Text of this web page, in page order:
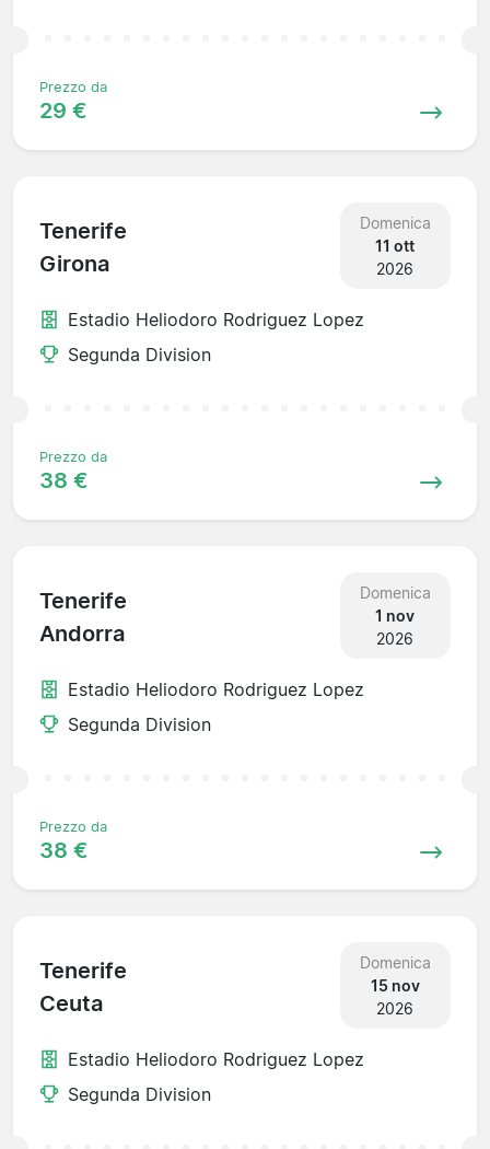
Prezzo da
29 €
Tenerife
Girona
Domenica
11 ott
2026
Estadio Heliodoro Rodriguez Lopez
Segunda Division
Prezzo da
38 €
Tenerife
Andorra
Domenica
1 nov
2026
Estadio Heliodoro Rodriguez Lopez
Segunda Division
Prezzo da
38 €
Tenerife
Ceuta
Domenica
15 nov
2026
Estadio Heliodoro Rodriguez Lopez
Segunda Division